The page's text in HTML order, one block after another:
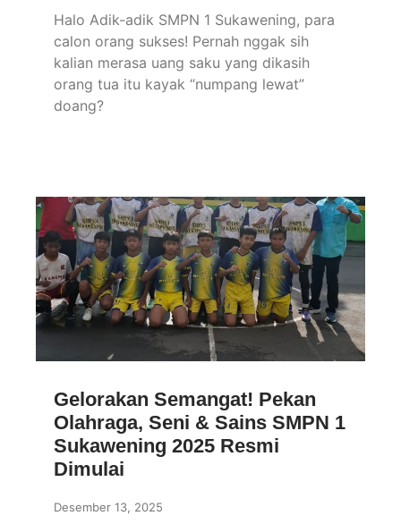
Halo Adik-adik SMPN 1 Sukawening, para
calon orang sukses! Pernah nggak sih
kalian merasa uang saku yang dikasih
orang tua itu kayak “numpang lewat”
doang?
Gelorakan Semangat! Pekan
Olahraga, Seni & Sains SMPN 1
Sukawening 2025 Resmi
Dimulai
Desember 13, 2025